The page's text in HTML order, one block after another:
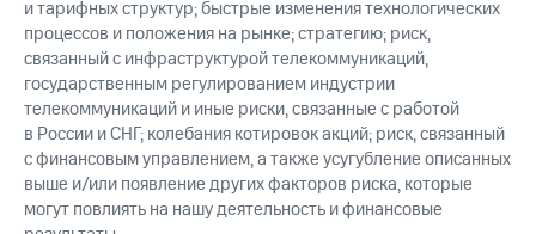
и тарифных структур; быстрые изменения технологических
процессов и положения на рынке; стратегию; риск,
связанный с инфраструктурой телекоммуникаций,
государственным регулированием индустрии
телекоммуникаций и иные риски, связанные с работой
в России и СНГ; колебания котировок акций; риск, связанный
с финансовым управлением, а также усугубление описанных
выше и/или появление других факторов риска, которые
могут повлиять на нашу деятельность и финансовые